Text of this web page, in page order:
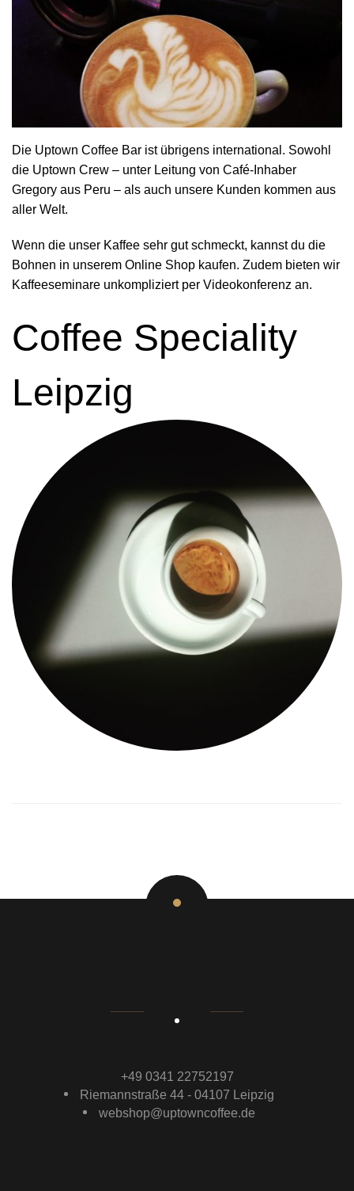
Die Uptown Coffee Bar ist übrigens international. Sowohl
die Uptown Crew – unter Leitung von Café-Inhaber
Gregory aus Peru – als auch unsere Kunden kommen aus
aller Welt.
Wenn die unser Kaffee sehr gut schmeckt, kannst du die
Bohnen in unserem Online Shop kaufen. Zudem bieten wir
Kaffeeseminare unkompliziert per Videokonferenz an.
Coffee Speciality
Leipzig
+49 0341 22752197
Riemannstraße 44 - 04107 Leipzig
webshop@uptowncoffee.de